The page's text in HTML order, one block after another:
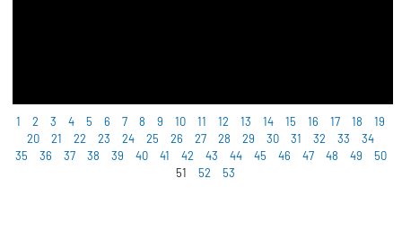
1 2 3 4 5 6 7 8 9 10 11 12 13 14 15 16 17 18
19
20
21 22 23 24 25 26 27 28 29 30 31 32 33
34
35
36 37 38 39 40 41 42 43 44 45 46 47 48 49
50
51
52 53